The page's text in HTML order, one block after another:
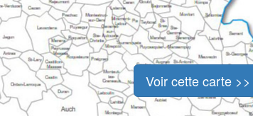
Voir cette carte >>